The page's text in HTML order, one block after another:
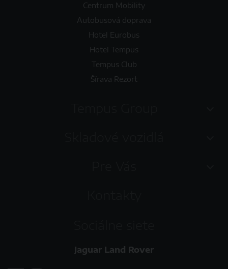
Centrum Mobility
Autobusová doprava
Hotel Eurobus
Hotel Tempus
Tempus Club
Šírava Rezort
Jaguar Land Rover